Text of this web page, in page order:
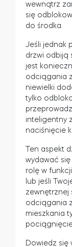
Tedee
wewnątrz
się
do środka.
Jeśli jednak
drzwi odbiją
jest
odciągania
niewielki
tylko
inteligentny
naciśnięcie
Ten aspekt
wydawać
rolę w
lub jeśli
zewnętrznej
odciągania
mieszkania
pociągnięcie
Dowiedz się